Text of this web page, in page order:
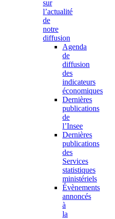
sur
l’actualité
de
notre
diffusion
Agenda
de
diffusion
des
indicateurs
économiques
Dernières
publications
de
l’Insee
Dernières
publications
des
Services
statistiques
ministériels
Évènements
annoncés
à
la